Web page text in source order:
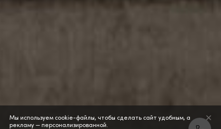
Мы используем cookie-файлы, чтобы сделать сайт удобным, а
рекламу — персонализированной.